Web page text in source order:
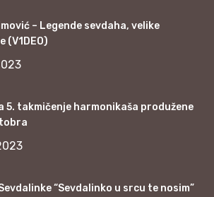
– Legende sevdaha, velike
(V1DEO)
5. takmičenje harmonikaša produžene
“Sevdalinko u srcu te nosim”